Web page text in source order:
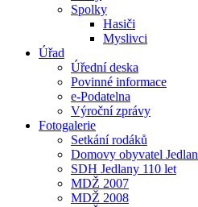
Spolky
Hasiči
Myslivci
Úřad
Úřední deska
Povinné informace
e-Podatelna
Výroční zprávy
Fotogalerie
Setkání rodáků
Domovy obyvatel Jedlan
SDH Jedlany 110 let
MDŽ 2007
MDŽ 2008